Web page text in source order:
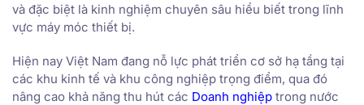
và đặc biệt là kinh nghiệm chuyên sâu hiểu biết trong lĩnh
vực máy móc thiết bị.
Hiện nay Việt Nam đang nỗ lực phát triển cơ sở hạ tầng tại
các khu kinh tế và khu công nghiệp trọng điểm, qua đó
nâng cao khả năng thu hút các Doanh nghiệp trong nước